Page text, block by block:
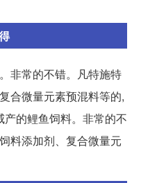
非常的不错。凡特施特
合微量元素预混料等的,
的鲤鱼饲料。非常的不
料添加剂、复合微量元